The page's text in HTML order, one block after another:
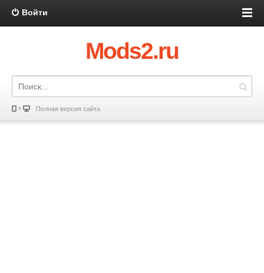
Войти
Mods2.ru
Полная версия сайта